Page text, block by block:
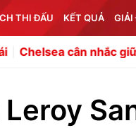
THI ĐẤU KẾT QUẢ GIẢI
nhắc giữ chân Enzo